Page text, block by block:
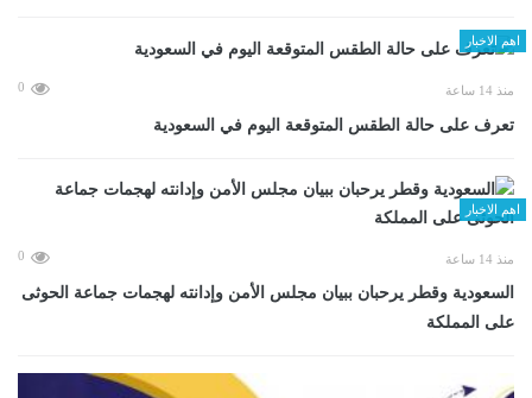
اهم الاخبار
منذ 14 ساعة 0
تعرف على حالة الطقس المتوقعة اليوم في السعودية
اهم الاخبار
منذ 14 ساعة 0
السعودية وقطر يرحبان ببيان مجلس الأمن وإدانته لهجمات جماعة الحوثى
على المملكة